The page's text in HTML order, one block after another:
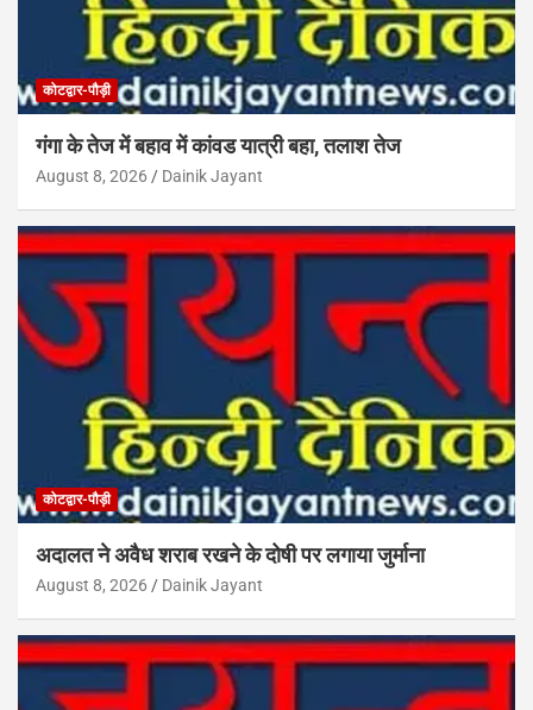
कोटद्वार-पौड़ी
गंगा के तेज में बहाव में कांवड यात्री बहा, तलाश तेज
August 8, 2026 Dainik Jayant
कोटद्वार-पौड़ी
अदालत ने अवैध शराब रखने के दोषी पर लगाया जुर्माना
August 8, 2026 Dainik Jayant